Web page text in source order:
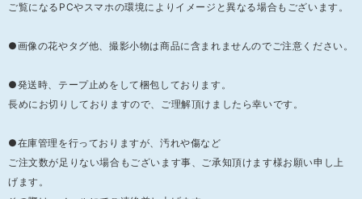
ご覧になるPCやスマホの環境によりイメージと異なる場合もございます。
●画像の花やタグ他、撮影小物は商品に含まれませんのでご注意ください。
●発送時、テープ止めをして梱包しております。
長めにお切りしておりますので、ご理解頂けましたら幸いです。
●在庫管理を行っておりますが、汚れや傷など
ご注文数が足りない場合もございます事、ご承知頂けます様お願い申し上
げます。